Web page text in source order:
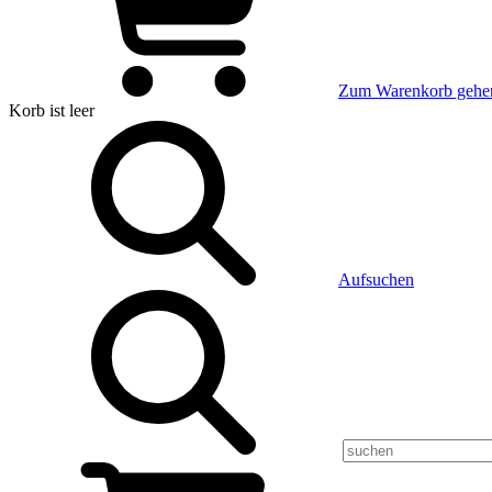
Zum Warenkorb
Korb ist leer
Aufsuchen